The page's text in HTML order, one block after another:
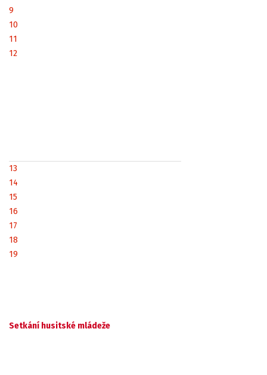
9
10
11
12
13
14
15
16
17
18
19
Setkání husitské mládeže